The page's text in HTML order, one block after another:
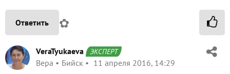
Ответить ✿
VeraTyukaeva ЭКСПЕРТ
Вера Бийск 11 апреля 2016, 14:29